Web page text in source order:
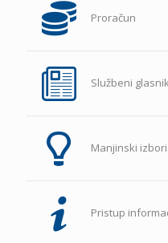
Proračun
Službeni
Manjinski izbori
Pristup